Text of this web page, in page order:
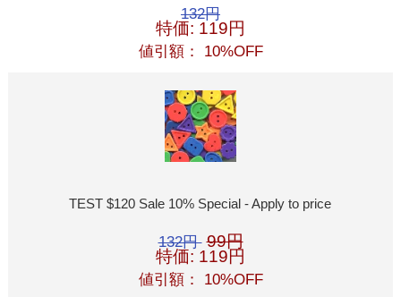
132円
特価: 119円
値引額： 10%OFF
TEST $120 Sale 10% Special - Apply to price
132円 99円
特価: 119円
値引額： 10%OFF